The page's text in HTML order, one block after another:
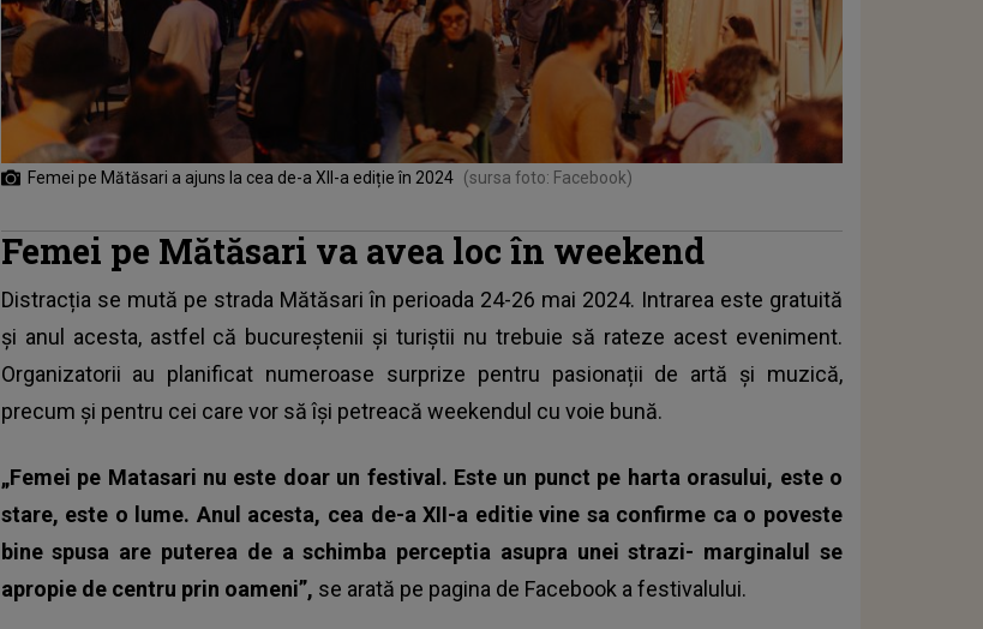
Femei pe Mătăsari a ajuns la cea de-a XII-a ediție în 2024 (sursa foto: Facebook)
Femei pe Mătăsari va avea loc în weekend
Distracția se mută pe strada Mătăsari în perioada 24-26 mai 2024. Intrarea este gratuită
și anul acesta, astfel că bucureștenii și turiștii nu trebuie să rateze acest eveniment.
Organizatorii au planificat numeroase surprize pentru pasionații de artă și muzică,
precum și pentru cei care vor să își petreacă weekendul cu voie bună.
„Femei pe Matasari nu este doar un festival. Este un punct pe harta orasului, este o
stare, este o lume. Anul acesta, cea de-a XII-a editie vine sa confirme ca o poveste
bine spusa are puterea de a schimba perceptia asupra unei strazi- marginalul se
apropie de centru prin oameni”, se arată pe pagina de Facebook a festivalului.